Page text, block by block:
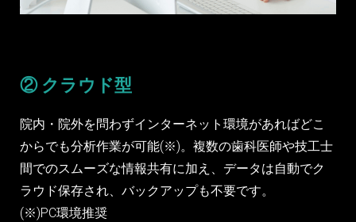
② クラウド型
院内・院外を問わずインターネット環境があればどこ
からでも分析作業が可能(※)。複数の歯科医師や技工士
間でのスムーズな情報共有に加え、データは自動でク
ラウド保存され、バックアップも不要です。
(※)PC環境推奨